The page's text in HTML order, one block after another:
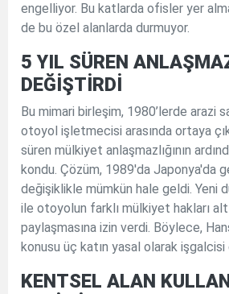
engelliyor. Bu katlarda ofisler yer
de bu özel alanlarda durmuyor.
5 YIL SÜREN
DEĞİŞTİRDİ
Bu mimari birleşim, 1980’lerde arazi
otoyol işletmecisi arasında ortaya
süren mülkiyet anlaşmazlığının
kondu. Çözüm, 1989'da Japonya'da
değişiklikle mümkün hale geldi. Yeni
ile otoyolun farklı mülkiyet hakları
paylaşmasına izin verdi. Böylece,
konusu üç katın yasal olarak
KENTSEL ALAN